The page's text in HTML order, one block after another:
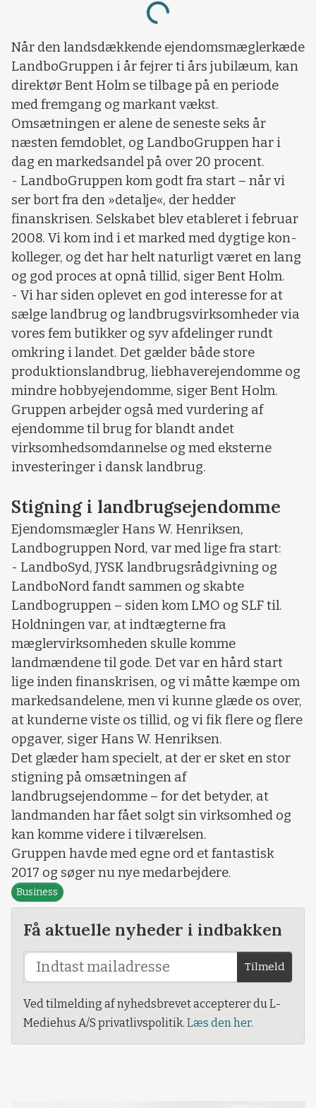
Loading...
Når den landsdækkende ejendomsmæglerkæde
LandboGruppen i år fejrer ti års jubilæum, kan
direktør Bent Holm se tilbage på en periode
med fremgang og markant vækst.
Omsætningen er alene de seneste seks år
næsten femdoblet, og LandboGruppen har i
dag en markedsandel på over 20 procent.
- LandboGruppen kom godt fra start – når vi
ser bort fra den »detalje«, der hedder
finanskrisen. Selskabet blev etableret i februar
2008. Vi kom ind i et marked med dygtige kon-
kolleger, og det har helt naturligt været en lang
og god proces at opnå tillid, siger Bent Holm.
- Vi har siden oplevet en god interesse for at
sælge landbrug og landbrugsvirksomheder via
vores fem butikker og syv afdelinger rundt
omkring i landet. Det gælder både store
produktionslandbrug, liebhaverejendomme og
mindre hobbyejendomme, siger Bent Holm.
Gruppen arbejder også med vurdering af
ejendomme til brug for blandt andet
virksomhedsomdannelse og med eksterne
investeringer i dansk landbrug.
Stigning i landbrugsejendomme
Ejendomsmægler Hans W. Henriksen,
Landbogruppen Nord, var med lige fra start:
- LandboSyd, JYSK landbrugsrådgivning og
LandboNord fandt sammen og skabte
Landbogruppen – siden kom LMO og SLF til.
Holdningen var, at indtægterne fra
mæglervirksomheden skulle komme
landmændene til gode. Det var en hård start
lige inden finanskrisen, og vi måtte kæmpe om
markedsandelene, men vi kunne glæde os over,
at kunderne viste os tillid, og vi fik flere og flere
opgaver, siger Hans W. Henriksen.
Det glæder ham specielt, at der er sket en stor
stigning på omsætningen af
landbrugsejendomme – for det betyder, at
landmanden har fået solgt sin virksomhed og
kan komme videre i tilværelsen.
Gruppen havde med egne ord et fantastisk
2017 og søger nu nye medarbejdere.
Business
Få aktuelle nyheder i indbakken
Tilmeld
Ved tilmelding af nyhedsbrevet accepterer du L-
Mediehus A/S privatlivspolitik. Læs den her.